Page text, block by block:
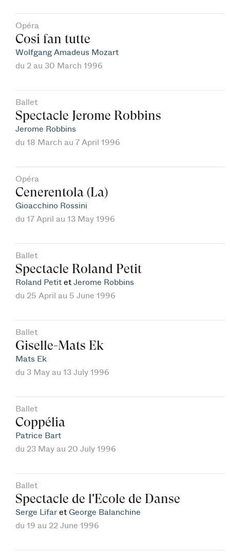
Opéra
Cosi fan tutte
Wolfgang Amadeus Mozart
du 2 au 30 March 1996
Ballet
Spectacle Jerome Robbins
Jerome Robbins
du 18 March au 7 April 1996
Opéra
Cenerentola (La)
Gioacchino Rossini
du 17 April au 13 May 1996
Ballet
Spectacle Roland Petit
Roland Petit et Jerome Robbins
du 25 April au 5 June 1996
Ballet
Giselle-Mats Ek
Mats Ek
du 3 May au 13 July 1996
Ballet
Coppélia
Patrice Bart
du 23 May au 20 July 1996
Ballet
Spectacle de l'Ecole de Danse
Serge Lifaret George Balanchine
du 19 au 22 June 1996